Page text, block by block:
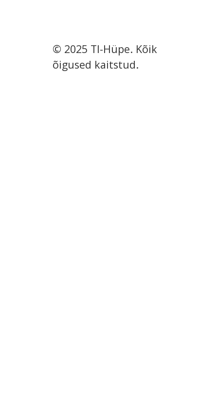
© 2025 TI-Hüpe. Kõik
õigused kaitstud.